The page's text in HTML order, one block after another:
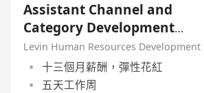
Assistant Channel and
Category Development
Manager (Food Services) –
Catering
十三個月薪酬，彈性花紅
五天工作周